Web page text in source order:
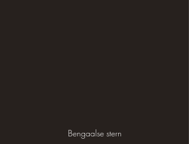
Bengaalse stern